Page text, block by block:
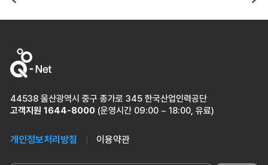
이전
44538 울산광역시 중구 종가로 345 한국산업인력공단
고객지원 1644-8000 (운영시간 09:00 ~ 18:00, 유료)
개인정보처리방침 이용약관